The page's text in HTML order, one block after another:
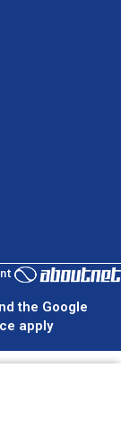
the Google
apply